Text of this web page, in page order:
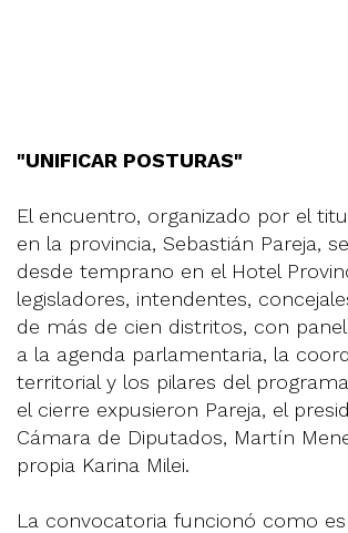
"UNIFICAR POSTURAS"
El encuentro, organizado por el
en la provincia, Sebastián Pareja,
desde temprano en el Hotel
legisladores, intendentes,
de más de cien distritos, con
a la agenda parlamentaria, la
territorial y los pilares del
el cierre expusieron Pareja, el
Cámara de Diputados, Martín
propia Karina Milei.
La convocatoria funcionó como